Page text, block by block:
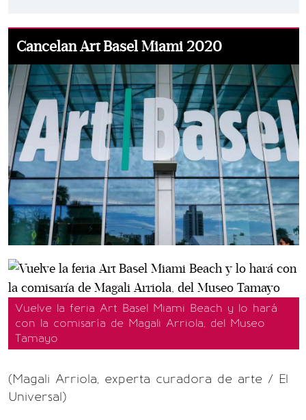
Cancelan Art Basel Miami 2020
Vuelve la feria Art Basel Miami Beach y lo hará
con la comisaría de Magali Arriola, del Museo
Tamayo
(Magali Arriola, experta curadora de arte / El
Universal)